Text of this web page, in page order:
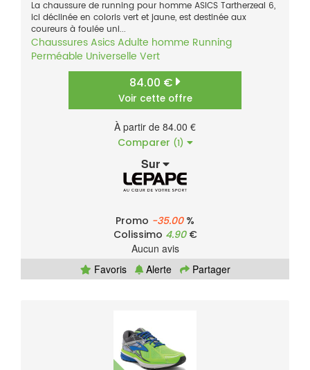
La chaussure de running pour homme ASICS Tartherzeal 6,
ici déclinée en coloris vert et jaune, est destinée aux
coureurs à foulée uni...
ChaussuresAsicsAdulte homme Running
Perméable Universelle Vert
84.00 €
Voir cette offre
À partir de 84.00 €
Comparer (1)
Sur
Promo -35.00%
Colissimo 4.90€
Aucun avis
Favoris
Alerte Partager